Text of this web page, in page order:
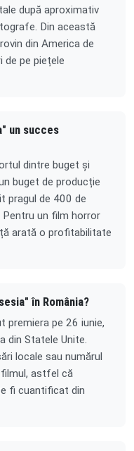
după aproximativ
Din această
din America de
de pe piețele
un succes
dintre buget și
buget de producție
pragul de 400 de
Pentru un film horror
arată o profitabilitate
în România?
premiera pe 26 iunie,
din Statele Unite.
locale sau numărul
astfel că
fi cuantificat din